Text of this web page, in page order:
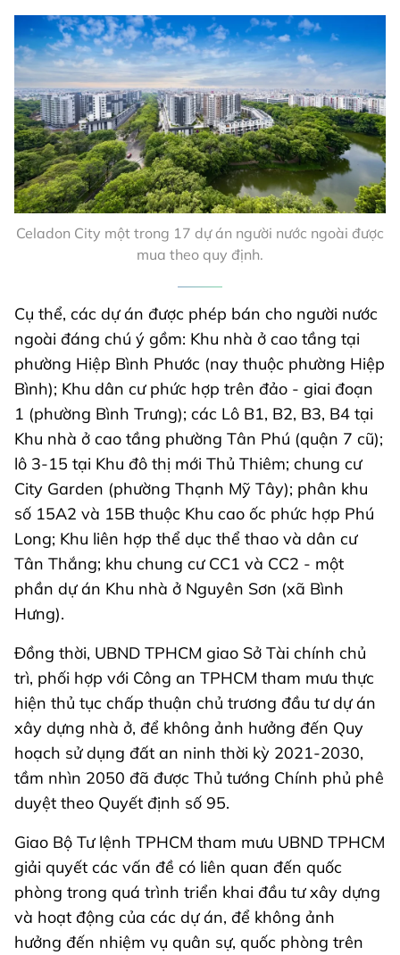
Celadon City một trong 17 dự án người nước ngoài được
mua theo quy định.
Cụ thể, các dự án được phép bán cho người nước
ngoài đáng chú ý gồm: Khu nhà ở cao tầng tại
phường Hiệp Bình Phước (nay thuộc phường Hiệp
Bình); Khu dân cư phức hợp trên đảo - giai đoạn
1 (phường Bình Trưng); các Lô B1, B2, B3, B4 tại
Khu nhà ở cao tầng phường Tân Phú (quận 7 cũ);
lô 3-15 tại Khu đô thị mới Thủ Thiêm; chung cư
City Garden (phường Thạnh Mỹ Tây); phân khu
số 15A2 và 15B thuộc Khu cao ốc phức hợp Phú
Long; Khu liên hợp thể dục thể thao và dân cư
Tân Thắng; khu chung cư CC1 và CC2 - một
phần dự án Khu nhà ở Nguyên Sơn (xã Bình
Hưng).
Đồng thời, UBND TPHCM giao Sở Tài chính chủ
trì, phối hợp với Công an TPHCM tham mưu thực
hiện thủ tục chấp thuận chủ trương đầu tư dự án
xây dựng nhà ở, để không ảnh hưởng đến Quy
hoạch sử dụng đất an ninh thời kỳ 2021-2030,
tầm nhìn 2050 đã được Thủ tướng Chính phủ phê
duyệt theo Quyết định số 95.
Giao Bộ Tư lệnh TPHCM tham mưu UBND TPHCM
giải quyết các vấn đề có liên quan đến quốc
phòng trong quá trình triển khai đầu tư xây dựng
và hoạt động của các dự án, để không ảnh
hưởng đến nhiệm vụ quân sự, quốc phòng trên